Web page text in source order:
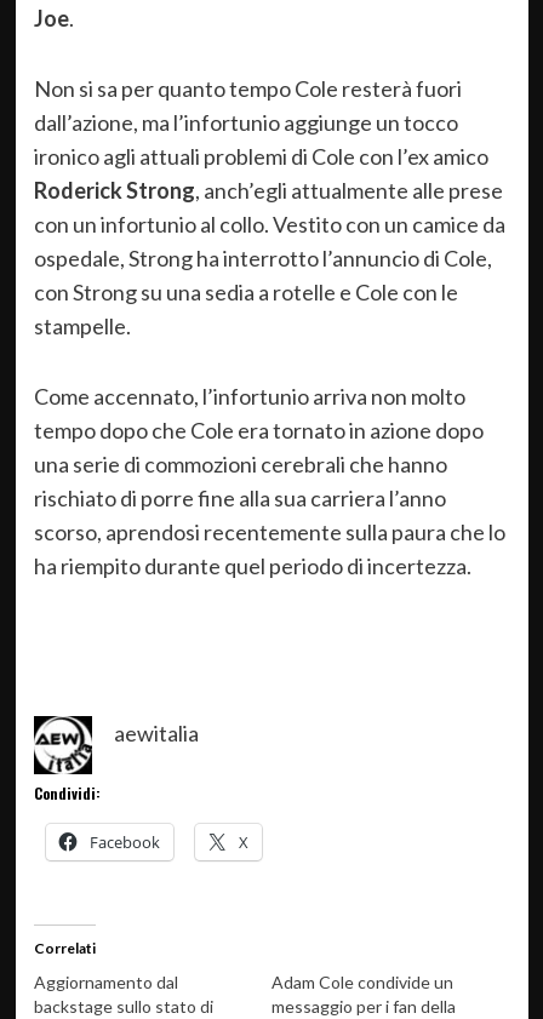
Joe.
Non si sa per quanto tempo Cole resterà fuori
dall’azione, ma l’infortunio aggiunge un tocco
ironico agli attuali problemi di Cole con l’ex amico
Roderick Strong, anch’egli attualmente alle prese
con un infortunio al collo. Vestito con un camice da
ospedale, Strong ha interrotto l’annuncio di Cole,
con Strong su una sedia a rotelle e Cole con le
stampelle.
Come accennato, l’infortunio arriva non molto
tempo dopo che Cole era tornato in azione dopo
una serie di commozioni cerebrali che hanno
rischiato di porre fine alla sua carriera l’anno
scorso, aprendosi recentemente sulla paura che lo
ha riempito durante quel periodo di incertezza.
aewitalia
Condividi:
Facebook X
Correlati
Aggiornamento dal
backstage sullo stato di
Adam Cole condivide un
messaggio per i fan della